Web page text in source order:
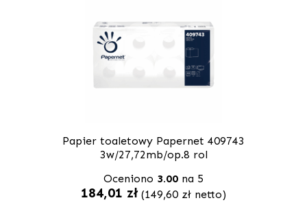
Papier toaletowy Papernet 409743
3w/27,72mb/op.8 rol
Oceniono 3.00 na 5
184,01 zł (149,60 zł netto)